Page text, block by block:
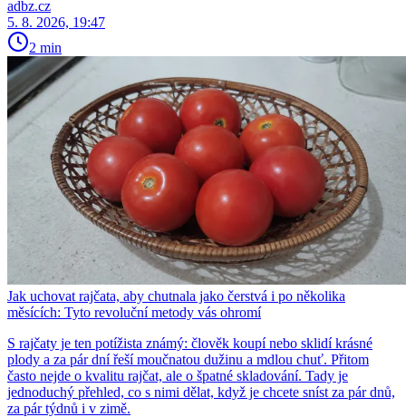
adbz.cz
5. 8. 2026, 19:47
2 min
Jak uchovat rajčata, aby chutnala jako čerstvá i po několika
měsících: Tyto revoluční metody vás ohromí
S rajčaty je ten potížista známý: člověk koupí nebo sklidí krásné
plody a za pár dní řeší moučnatou dužinu a mdlou chuť. Přitom
často nejde o kvalitu rajčat, ale o špatné skladování. Tady je
jednoduchý přehled, co s nimi dělat, když je chcete sníst za pár dnů,
za pár týdnů i v zimě.